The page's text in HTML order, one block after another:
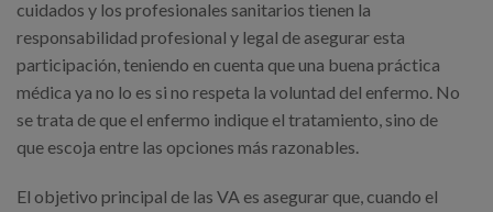
cuidados y los profesionales sanitarios tienen la
responsabilidad profesional y legal de asegurar esta
participación, teniendo en cuenta que una buena práctica
médica ya no lo es si no respeta la voluntad del enfermo. No
se trata de que el enfermo indique el tratamiento, sino de
que escoja entre las opciones más razonables.
El objetivo principal de las VA es asegurar que, cuando el